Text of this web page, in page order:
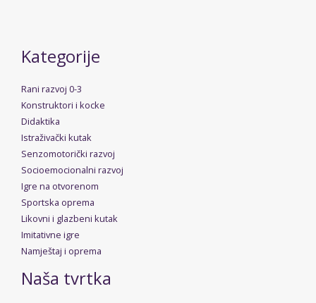
Kategorije
Rani razvoj 0-3
Konstruktori i kocke
Didaktika
Istraživački kutak
Senzomotorički razvoj
Socioemocionalni razvoj
Igre na otvorenom
Sportska oprema
Likovni i glazbeni kutak
Imitativne igre
Namještaj i oprema
Naša tvrtka